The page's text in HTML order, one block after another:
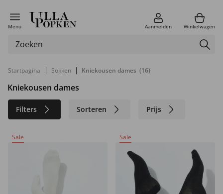
Menu Aanmelden Winkelwagen
Startpagina | Sokken | Kniekousen dames (16)
Kniekousen dames
Filters Sorteren Prijs
Duurzaam
Sale Sale